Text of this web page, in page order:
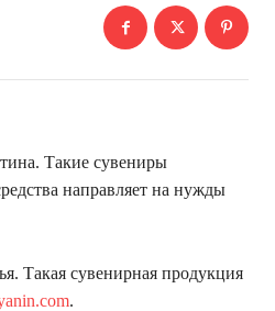
Такие сувениры
направляет на нужды
Такая сувенирная продукция
.